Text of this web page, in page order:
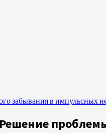
забывания в импульсных